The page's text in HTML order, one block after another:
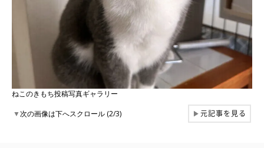
ねこのきもち投稿写真ギャラリー
▼次の画像は下へスクロール (2/3) ▶元記事を見る